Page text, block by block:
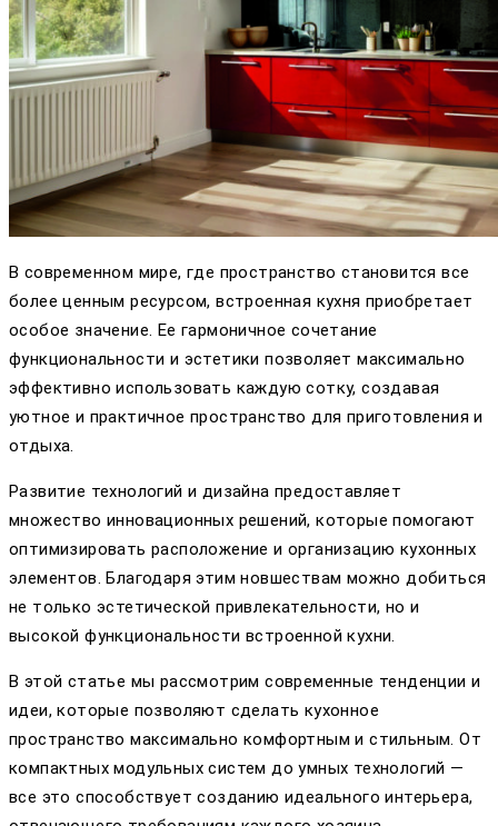
В современном мире, где пространство становится все
более ценным ресурсом, встроенная кухня приобретает
особое значение. Ее гармоничное сочетание
функциональности и эстетики позволяет максимально
эффективно использовать каждую сотку, создавая
уютное и практичное пространство для приготовления и
отдыха.
Развитие технологий и дизайна предоставляет
множество инновационных решений, которые помогают
оптимизировать расположение и организацию кухонных
элементов. Благодаря этим новшествам можно добиться
не только эстетической привлекательности, но и
высокой функциональности встроенной кухни.
В этой статье мы рассмотрим современные тенденции и
идеи, которые позволяют сделать кухонное
пространство максимально комфортным и стильным. От
компактных модульных систем до умных технологий —
все это способствует созданию идеального интерьера,